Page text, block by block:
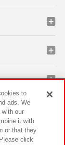
to
ads. We
with our
it with
or that they
click